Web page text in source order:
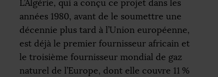
L’Algérie, qui a conçu ce projet dans les
années 1980, avant de le soumettre une
décennie plus tard à l’Union européenne,
est déjà le premier fournisseur africain et
le troisième fournisseur mondial de gaz
naturel de l’Europe, dont elle couvre 11 %